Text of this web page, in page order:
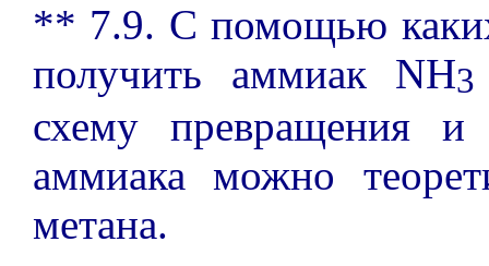
** 7.9. С помощью
получить аммиак NH3
схему превращения и
аммиака можно
метана.